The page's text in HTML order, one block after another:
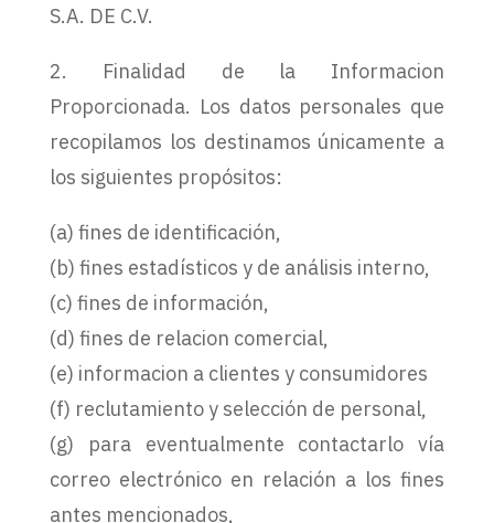
S.A. DE C.V.
2. Finalidad de la Informacion
Proporcionada. Los datos personales que
recopilamos los destinamos únicamente a
los siguientes propósitos:
(a) fines de identificación,
(b) fines estadísticos y de análisis interno,
(c) fines de información,
(d) fines de relacion comercial,
(e) informacion a clientes y consumidores
(f) reclutamiento y selección de personal,
(g) para eventualmente contactarlo vía
correo electrónico en relación a los fines
antes mencionados,